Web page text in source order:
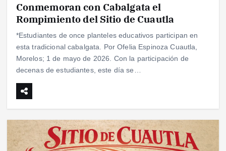
Conmemoran con Cabalgata el
Rompimiento del Sitio de Cuautla
*Estudiantes de once planteles educativos participan en
esta tradicional cabalgata. Por Ofelia Espinoza Cuautla,
Morelos; 1 de mayo de 2026. Con la participación de
decenas de estudiantes, este día se…